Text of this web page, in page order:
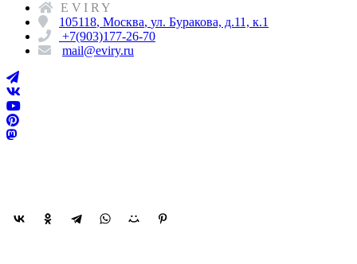
EVIRY
105118, Москва, ул. Буракова, д.11, к.1
+7(903)177-26-70
mail@eviry.ru